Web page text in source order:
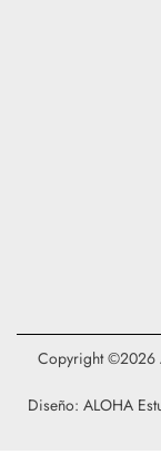
Diseño: ALOHA
Copyright ©2026